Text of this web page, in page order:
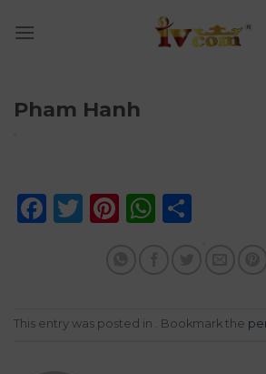
Pham Hanh
Facebook
Twitter
Pinterest
This entry was posted in . Bookmark the